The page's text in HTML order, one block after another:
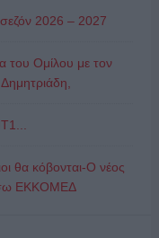
2026 – 2027
του Ομίλου με τον
θα κόβονται-Ο νέος
ΕΚΚΟΜΕΔ